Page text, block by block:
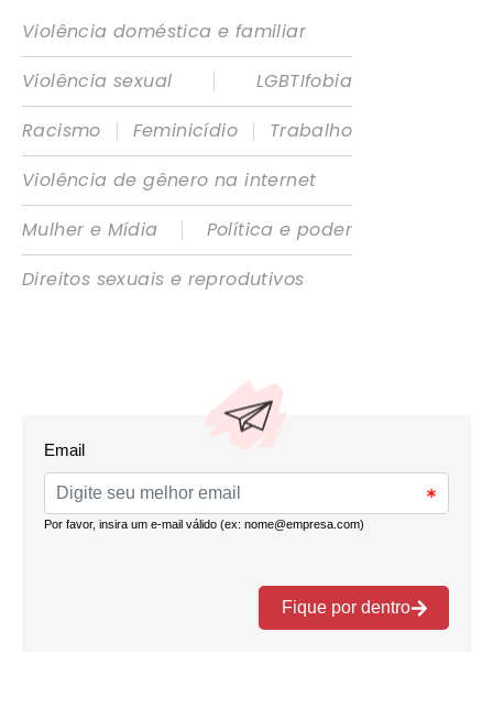
Violência doméstica e familiar
Violência sexual
|
LGBTIfobia
Racismo
| Feminicídio |
Trabalho
Violência de gênero na internet
Mulher e Mídia
|
Política e poder
Direitos sexuais e reprodutivos